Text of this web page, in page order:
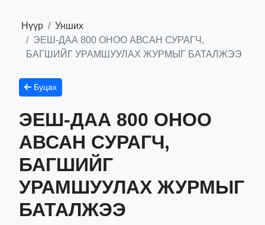
Нүүр
Унших
ЭЕШ-ДАА 800 ОНОО АВСАН СУРАГЧ,
БАГШИЙГ УРАМШУУЛАХ ЖУРМЫГ БАТАЛЖЭЭ
Буцах
ЭЕШ-ДАА 800 ОНОО
АВСАН СУРАГЧ,
БАГШИЙГ
УРАМШУУЛАХ ЖУРМЫГ
БАТАЛЖЭЭ